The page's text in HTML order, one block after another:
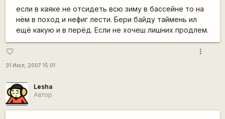
если в каяке не отсидеть всю зиму в бассейне то на
нём в поход и нефиг лести. Бери байду таймень ил
ещё какую и в перёд. Если не хочеш лишних продлем.
favorite_border
31 Июл, 2007 15:01
more_vert
Lesha
Автор